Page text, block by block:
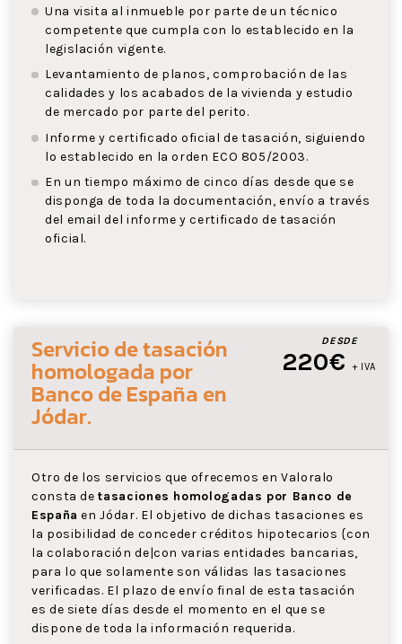
Una visita al inmueble por parte de un técnico
competente que cumpla con lo establecido en la
legislación vigente.
Levantamiento de planos, comprobación de las
calidades y los acabados de la vivienda y estudio
de mercado por parte del perito.
Informe y certificado oficial de tasación, siguiendo
lo establecido en la orden ECO 805/2003.
En un tiempo máximo de cinco días desde que se
disponga de toda la documentación, envío a través
del email del informe y certificado de tasación
oficial.
DESDE
220€ + IVA
Servicio de tasación
homologada por
Banco de España en
Jódar.
Otro de los servicios que ofrecemos en Valoralo
consta detasaciones homologadas por Banco de
España en Jódar. El objetivo de dichas tasaciones es
la posibilidad de conceder créditos hipotecarios {con
la colaboración de|con varias entidades bancarias,
para lo que solamente son válidas las tasaciones
verificadas. El plazo de envío final de esta tasación
es de siete días desde el momento en el que se
dispone de toda la información requerida.